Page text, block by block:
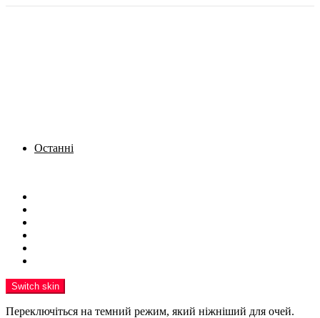
Останні
Switch skin
Переключіться на темний режим, який ніжніший для очей.